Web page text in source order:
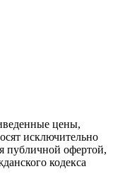
цены,
исключительно
публичной офертой,
кодекса